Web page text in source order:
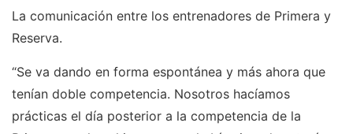
La comunicación entre los entrenadores de Primera y
Reserva.
“Se va dando en forma espontánea y más ahora que
tenían doble competencia. Nosotros hacíamos
prácticas el día posterior a la competencia de la